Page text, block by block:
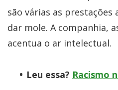
são várias as prestações
dar mole. A companhia,
acentua o ar intelectual.
Leu essa? Racismo